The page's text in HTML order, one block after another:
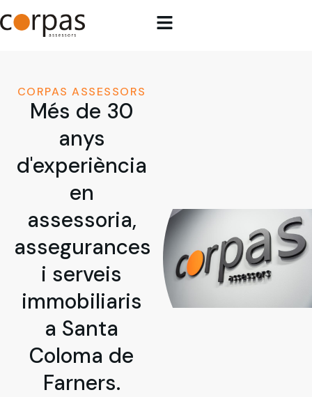
CORPAS ASSESSORS
Més de 30
anys
d'experiència
en
assessoria,
assegurances
i serveis
immobiliaris
a Santa
Coloma de
Farners.